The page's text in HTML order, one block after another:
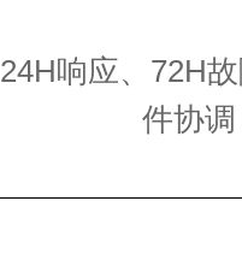
24H响应、 72H
件协调